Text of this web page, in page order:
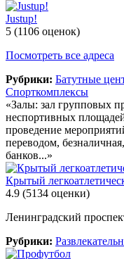
Justup!
5 (1106 оценок)
Посмотреть все адреса
Рубрики: Батутные
Спорткомплексы
«Залы: зал групповых
неспортивных
проведение
переводом,
банков...»
Крытый
4.9 (5134 оценки)
Ленинградский
Рубрики: